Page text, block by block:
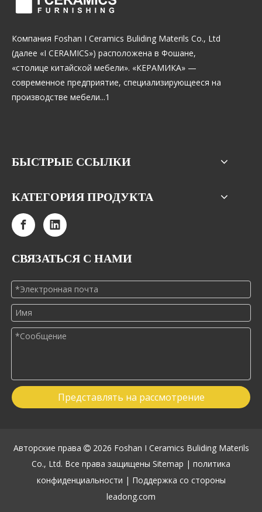
Компания Foshan I Ceramics Buliding Materils Co., Ltd
(далее «I CERAMICS») расположена в Фошане,
«столице китайской мебели». «КЕРАМИКА» —
современное предприятие, специализирующееся на
производстве мебели...1
БЫСТРЫЕ ССЫЛКИ
КАТЕГОРИЯ ПРОДУКТА
СВЯЗАТЬСЯ С НАМИ
Представлять на рассмотрение
Авторские права  2026 Foshan I Ceramics Buliding Materils
Co., Ltd. Все права защищены Sitemap | политика
конфиденциальности | Поддержка со стороны
leadong.com